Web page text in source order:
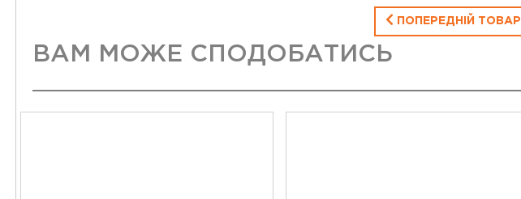
ПОПЕРЕДНІЙ ТОВАР
ВАМ МОЖЕ СПОДОБАТИСЬ